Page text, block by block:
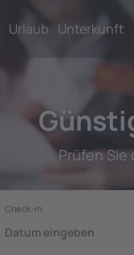
Urlaub Unterkunft
Prüfen Sie